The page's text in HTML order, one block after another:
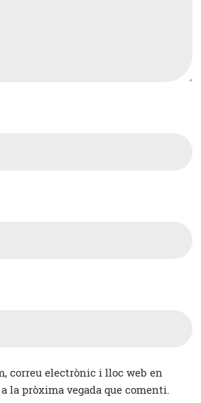
correu electrònic i lloc web en
la pròxima vegada que comenti.